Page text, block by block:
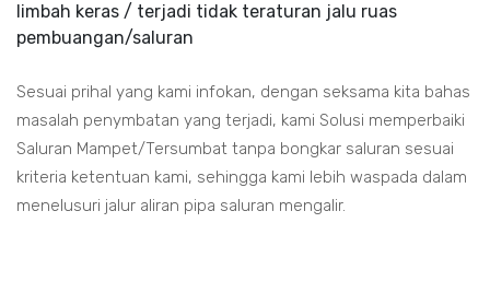
limbah keras / terjadi tidak teraturan jalu ruas
pembuangan/saluran
Sesuai prihal yang kami infokan, dengan seksama kita bahas
masalah penymbatan yang terjadi, kami Solusi memperbaiki
Saluran Mampet/Tersumbat tanpa bongkar saluran sesuai
kriteria ketentuan kami, sehingga kami lebih waspada dalam
menelusuri jalur aliran pipa saluran mengalir.